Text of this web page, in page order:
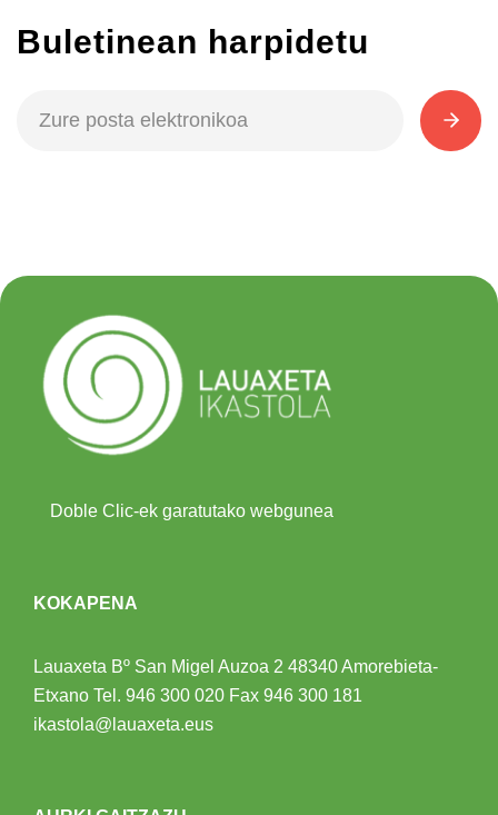
Buletinean harpidetu
Doble Clic-ek garatutako webgunea
KOKAPENA
Lauaxeta Bº San Migel Auzoa 2 48340 Amorebieta-
Etxano Tel. 946 300 020 Fax 946 300 181
ikastola@lauaxeta.eus